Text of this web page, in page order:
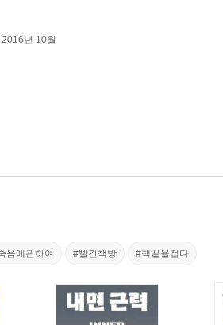
2016년 10월
음에관하여 #빨간책방 #책끝을접다